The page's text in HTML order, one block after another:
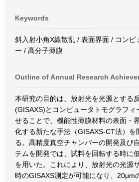
Keywords
斜入射小角X線散乱 / 表面界面 / コンピ
ー / 高分子薄膜
Outline of Annual Research
本研究の目的は、放射光を光源とする
(GISAXS)とコンピュータトモグラフィ
せることで、機能性薄膜材料の表面・
化する新たな手法（GISAXS-CT法）を
る。高精度真空チャンバーの開発及び
テムを開発では、試料を回転する時に
を用いた。これにより、放射光の光源
時のGISAXS測定が可能になり、20μm